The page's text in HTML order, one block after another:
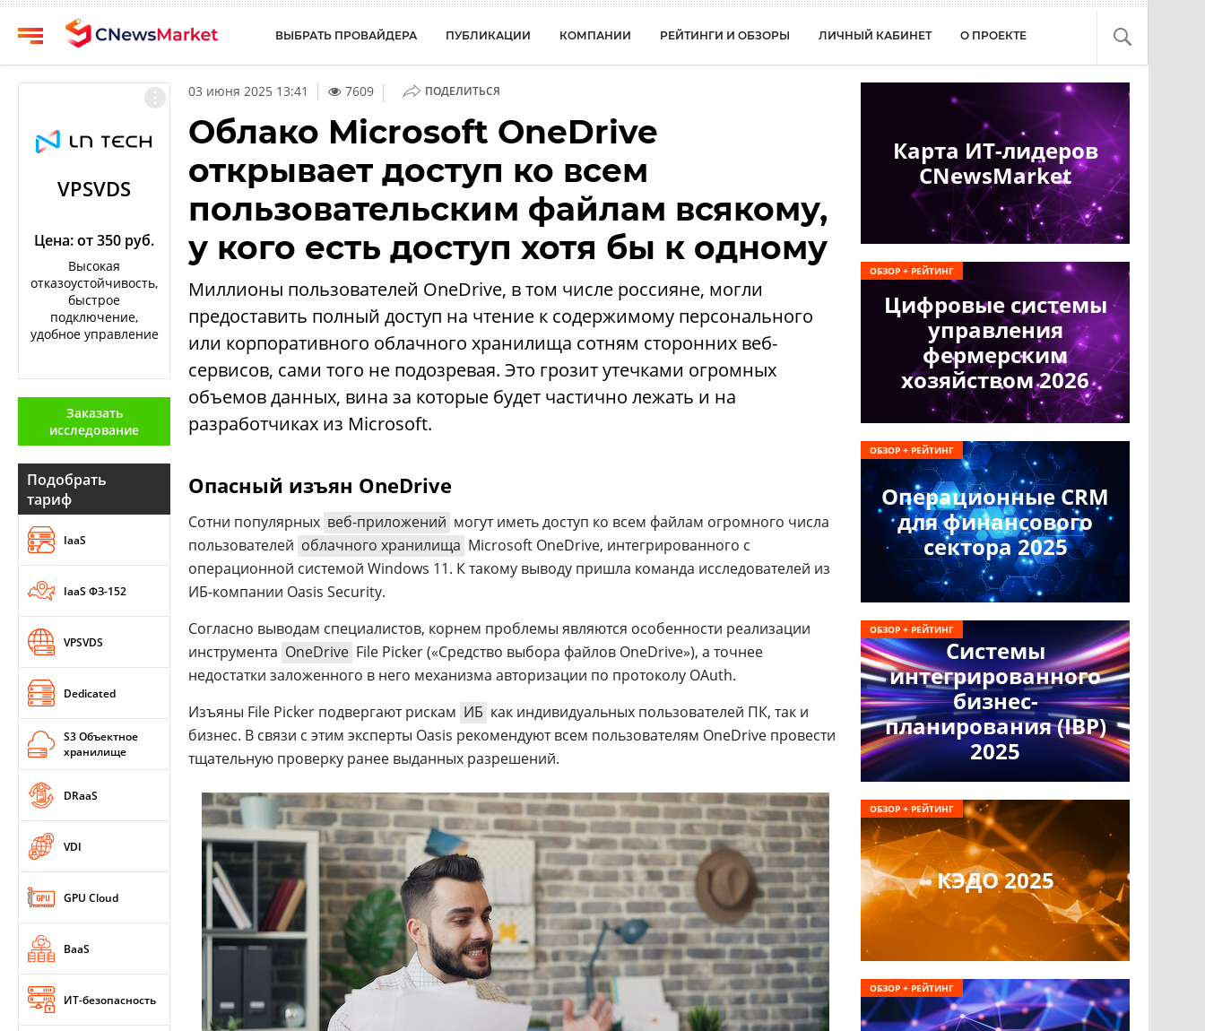
Публикации
обзоры
кабинет
проекте
Аналитика
Техника
Об
издании
Реклама
Вакансии
Контакты
Дзен
Rutube
Конференции
Техника
ВЫБРАТЬ ПРОВАЙДЕРА ПУБЛИКАЦИИ КОМПАНИИ РЕЙТИНГИ И ОБЗОРЫ ЛИЧНЫЙ КАБИНЕТ О ПРОЕКТЕ
VPSVDS
Цена: от 350 руб.
Высокая
отказоустойчивость,
быстрое
подключение,
удобное управление
Заказать
исследование
Подобрать
тариф
IaaS
IaaS ФЗ-152
VPSVDS
Dedicated
S3 Объектное
хранилище
DRaaS
VDI
GPU Cloud
BaaS
ИТ-безопасность
03 июня 2025 13:41 7609 | ПОДЕЛИТЬСЯ
Облако Microsoft OneDrive
открывает доступ ко всем
пользовательским файлам всякому,
у кого есть доступ хотя бы к одному
Миллионы пользователей OneDrive, в том числе россияне, могли
предоставить полный доступ на чтение к содержимому персонального
или корпоративного облачного хранилища сотням сторонних веб-
сервисов, сами того не подозревая. Это грозит утечками огромных
объемов данных, вина за которые будет частично лежать и на
разработчиках из Microsoft.
Опасный изъян OneDrive
Сотни популярных веб-приложений могут иметь доступ ко всем файлам огромного числа
пользователей облачного хранилища Microsoft OneDrive, интегрированного с
операционной системой Windows 11. К такому выводу пришла команда исследователей из
ИБ-компании Oasis Security.
Согласно выводам специалистов, корнем проблемы являются особенности реализации
инструмента OneDrive File Picker («Средство выбора файлов OneDrive»), а точнее
недостатки заложенного в него механизма авторизации по протоколу OAuth.
Изъяны File Picker подвергают рискам ИБ как индивидуальных пользователей ПК, так и
бизнес. В связи с этим эксперты Oasis рекомендуют всем пользователям OneDrive провести
тщательную проверку ранее выданных разрешений.
Карта ИТ-лидеров
CNewsMarket
Цифровые системы
управления
фермерским
хозяйством 2026
ОБЗОР + РЕЙТИНГ
Операционные CRM
для финансового
сектора 2025
ОБЗОР + РЕЙТИНГ
Системы
интегрированного
бизнес-
планирования (IBP)
2025
ОБЗОР + РЕЙТИНГ
КЭДО 2025
ОБЗОР + РЕЙТИНГ
ОБЗОР + РЕЙТИНГ